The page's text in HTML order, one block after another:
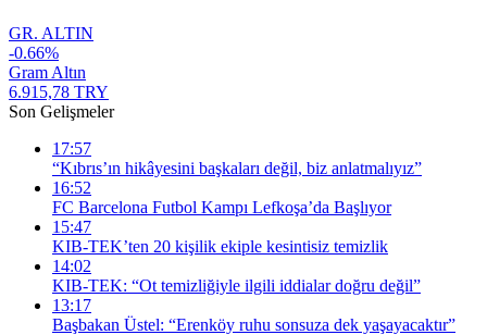
GR. ALTIN
-0.66%
Gram Altın
6.915,78 TRY
Son Gelişmeler
17:57
“Kıbrıs’ın hikâyesini başkaları değil, biz anlatmalıyız”
16:52
FC Barcelona Futbol Kampı Lefkoşa’da Başlıyor
15:47
KIB-TEK’ten 20 kişilik ekiple kesintisiz temizlik
14:02
KIB-TEK: “Ot temizliğiyle ilgili iddialar doğru değil”
13:17
Başbakan Üstel: “Erenköy ruhu sonsuza dek yaşayacaktır”